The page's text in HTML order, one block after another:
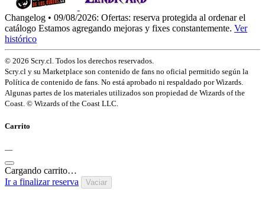
Changelog • 09/08/2026: Ofertas: reserva protegida al ordenar el
catálogo Estamos agregando mejoras y fixes constantemente. Ver
histórico
© 2026 Scry.cl. Todos los derechos reservados.
Scry.cl y su Marketplace son contenido de fans no oficial permitido según la
Política de contenido de fans. No está aprobado ni respaldado por Wizards.
Algunas partes de los materiales utilizados son propiedad de Wizards of the
Coast. © Wizards of the Coast LLC.
Carrito
—
Cargando carrito…
Ir a finalizar reserva
Vaciar